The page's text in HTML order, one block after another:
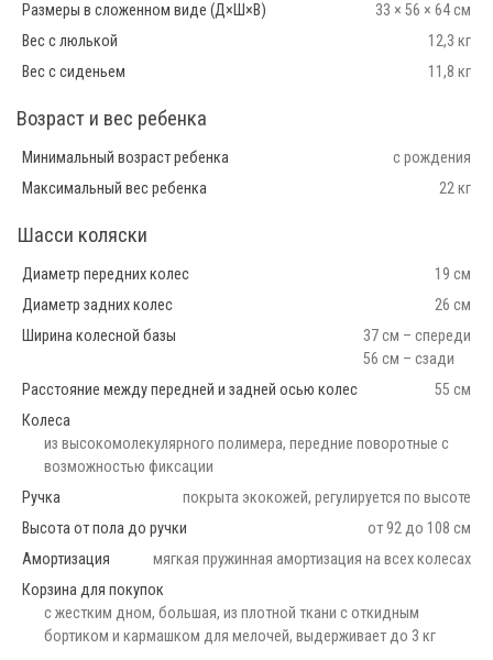
Размеры в сложенном виде (Д×Ш×В)
33 × 56 × 64 см
Вес с люлькой
12,3 кг
Вес с сиденьем
11,8 кг
Возраст и вес ребенка
Минимальный возраст ребенка
с рождения
Максимальный вес ребенка
22 кг
Шасси коляски
Диаметр передних колес
19 см
Диаметр задних колес
26 см
Ширина колесной базы
37 см – спереди
56 см – сзади
Расстояние между передней и задней осью колес
55 см
Колеса
из высокомолекулярного полимера, передние поворотные с
возможностью фиксации
Ручка
покрыта экокожей, регулируется по высоте
Высота от пола до ручки
от 92 до 108 см
Амортизация
мягкая пружинная амортизация на всех колесах
Корзина для покупок
с жестким дном, большая, из плотной ткани с откидным
бортиком и кармашком для мелочей, выдерживает до 3 кг